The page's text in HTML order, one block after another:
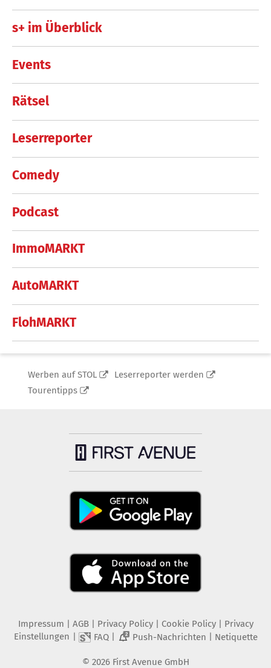
s+ im Überblick
Events
Rätsel
Leserreporter
Comedy
Podcast
ImmoMARKT
AutoMARKT
FlohMARKT
Werben auf STOL
Leserreporter werden
Tourentipps
Impressum AGB Privacy Policy| Cookie Policy| Privacy
Einstellungen
FAQ| 2 Push-Nachrichten Netiquette
© 2026 First Avenue GmbH